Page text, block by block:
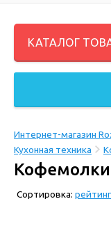
КАТАЛОГ
Интернет-магазин
Кухонная техника
Сортировка: рейтинг